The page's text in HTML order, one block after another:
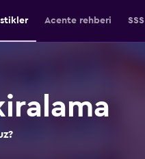
Acente rehberi SSS